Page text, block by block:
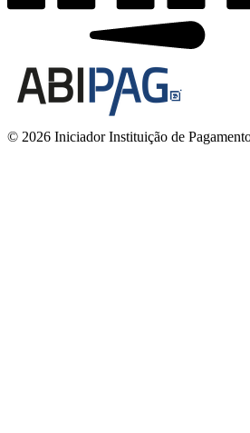
© 2026 Iniciador Instituição de